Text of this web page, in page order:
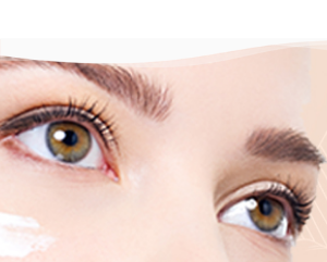
amincissante pour le corps
Crème éclaircissante à
base de plantes naturelles,
ingrédients de sécurité,
crème blanchissante pour
le visage, les aisselles et le
Sérum hydratant en
profondeur éclaircissant